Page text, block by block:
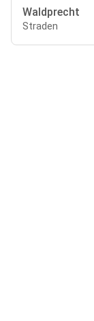
Waldprecht
Straden